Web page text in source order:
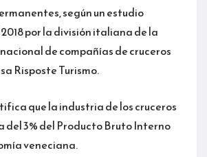
según un estudio
por la división italiana de la
de compañías de cruceros
Risposte Turismo.
que la industria de los cruceros
del 3% del Producto Bruto Interno
veneciana.